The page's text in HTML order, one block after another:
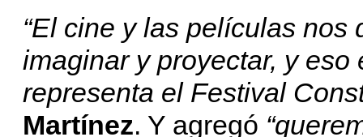
“El cine y las películas nos
imaginar y proyectar, y
representa el Festival
Martínez. Y agregó